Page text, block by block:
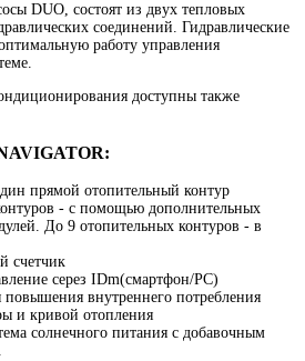
DUO, состоят из двух тепловых
соединений. Гидравлические
работу управления
доступны также
прямой отопительный контур
- с помощью дополнительных
До 9 отопительных контуров - в
счетчик
серез IDm(смартфон/PC)
повышения внутреннего потребления
и кривой отопления
солнечного питания с добавочным